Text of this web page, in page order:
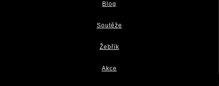
Blog
Soutěže
Žebřík
Akce